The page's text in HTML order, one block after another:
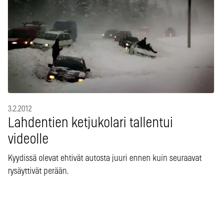
3.2.2012
Lahdentien ketjukolari tallentui
videolle
Kyydissä olevat ehtivät autosta juuri ennen kuin seuraavat
rysäyttivät perään.